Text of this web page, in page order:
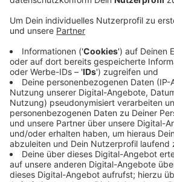
Anzeige
Die Fortuna dagegen ist nach der
gegen Bremen auf einen direkten
abgerutscht und braucht im
Punkt. Anpfiff der Partie ist am
sind dann live dabei. Die DEG spielt
Augsburg und will dort weitere
Rennen sammeln. Derzeit ist die
würde zur direkten Teilnahme am